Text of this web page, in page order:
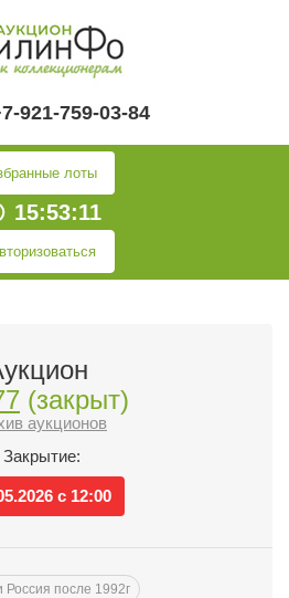
921-759-03-84
лоты
15:53:11
(закрыт)
аукционов
Закрытие:
с 12:00
Россия после 1992г